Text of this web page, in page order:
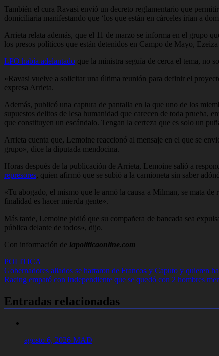
También el cura Ravasi envió un decreto reglamentario que
domiciliaria manifestando que ‘los que están en cárceles irían a
Arrieta relata además, que el 11 de marzo se informa en el grupo
los presos políticos que están detenidos en Campo de Mayo,
LPO había adelantado que la ministra seguía de cerca el tema, no
«Ravasi vuelve a solicitar una última reunión para definir el
expresa Arrieta.
Además, publicó una captura de pantalla en la que uno de los
supuestos delitos de lesa humanidad que carecen de toda prueba,
que constituyen un escándalo. Tengan la certeza que es solo un
Arrieta cuenta que, Lemoine reaccionó al mensaje en el que se
grupo», dice la diputada mendocina.
Horas después de la publicación de Arrieta, Lemoine salió a
represores, quien afirmó que se subió a la camioneta sin saber
«Tu abogado, el mismo que le armó la causa a Milman, se mata
finalidad es hacer mierda gente».
Más tarde, Lemoine pidió que su compañera de bancada sea
pública delante de todos», dijo.
Con información de lapoliticaonline.com
POLITICA
Navegación
de
entradas
Gobernadores aliados se hartaron de Francos y Caputo y quieren
Racing empató con Independiente que se quedó con 2 hombres
Entradas relacionadas
agosto 6, 2026 MAD